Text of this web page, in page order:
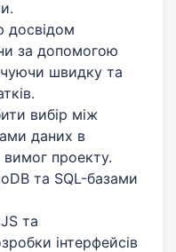
досвідом
за допомогою
швидку та
вибір між
даних в
вимог проекту.
та SQL-базами
та
інтерфейсів